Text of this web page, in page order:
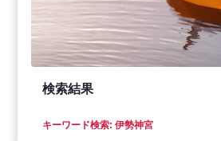
検索結果
キーワード検索: 伊勢神宮